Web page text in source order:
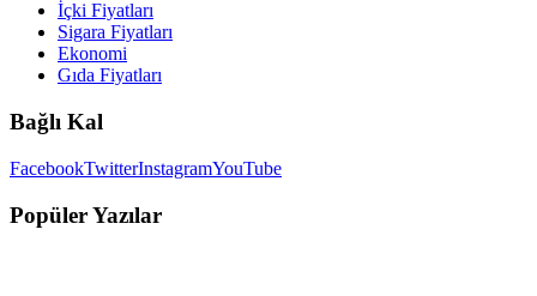
İçki Fiyatları
Sigara Fiyatları
Ekonomi
Gıda Fiyatları
Bağlı Kal
FacebookTwitterInstagramYouTube
Popüler Yazılar